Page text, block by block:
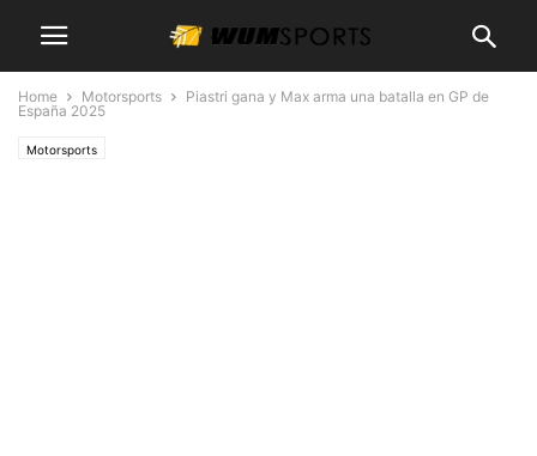
Home Motorsports
Piastri gana y Max arma una batalla en GP de
España 2025
Motorsports